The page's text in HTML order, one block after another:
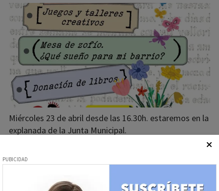
Miércoles 23 de abril desde las 16.30h. estaremos en la
explanada de la Junta Municipal.